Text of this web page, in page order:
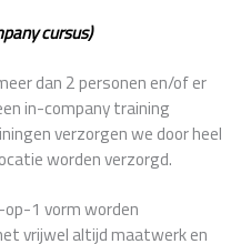
cursus)
dan 2 personen en/of er
in-company training
verzorgen we door heel
worden verzorgd.
op-1 vorm worden
vrijwel altijd maatwerk en